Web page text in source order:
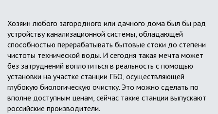
Хозяин любого загородного или дачного дома был бы рад
устройству канализационной системы, обладающей
способностью перерабатывать бытовые стоки до степени
чистоты технической воды. И сегодня такая мечта может
без затруднений воплотиться в реальность с помощью
установки на участке станции ГБО, осуществляющей
глубокую биологическую очистку. Это можно сделать по
вполне доступным ценам, сейчас такие станции выпускают
российские производители.